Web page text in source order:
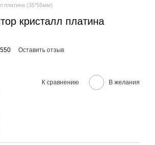
платина (35*55мм)
кристалл платина
Оставить отзыв
К сравнению В желания